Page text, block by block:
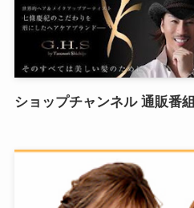
ショップチャンネル 通販番組